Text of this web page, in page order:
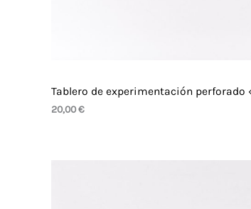
Tablero de experimentación perforado
20,00€